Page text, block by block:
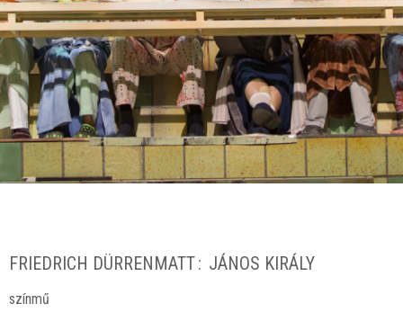
FRIEDRICH DÜRRENMATT JÁNOS KIRÁLY
színmű